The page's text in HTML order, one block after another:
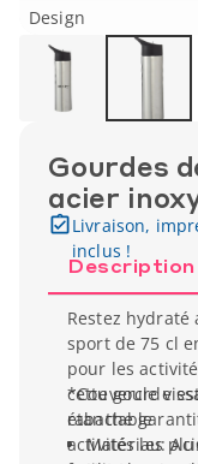
Design
Gourdes
acier
Livraison,
inclus !
Description
Restez hydraté
sport de 75 cl
pour les
cette gourde
étanche
activités les
*Couvercle
rabattable
Matériau: